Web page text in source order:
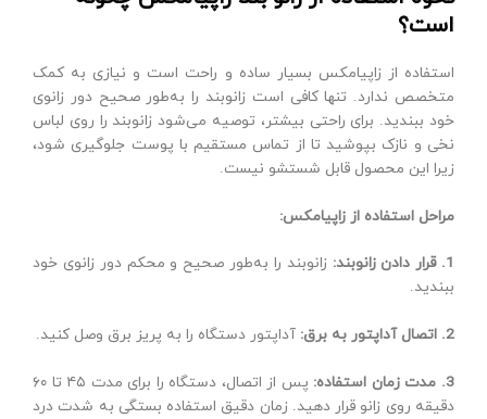
است؟
استفاده از زاپیامکس بسیار ساده و راحت است و نیازی به کمک
متخصص ندارد. تنها کافی است زانوبند را به‌طور صحیح دور زانوی
خود ببندید. برای راحتی بیشتر، توصیه می‌شود زانوبند را روی لباس
نخی و نازک بپوشید تا از تماس مستقیم با پوست جلوگیری شود،
زیرا این محصول قابل شستشو نیست.
مراحل استفاده از زاپیامکس:
زانوبند را به‌طور صحیح و محکم دور زانوی خود
ببندید.
آداپتور دستگاه را به پریز برق وصل کنید.
پس از اتصال، دستگاه را برای مدت ۴۵ تا ۶۰
دقیقه روی زانو قرار دهید. زمان دقیق استفاده بستگی به شدت درد